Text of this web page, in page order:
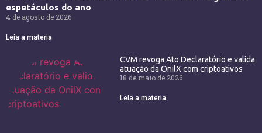
espetáculos do ano
4 de agosto de 2026
Leia a materia
CVM revoga Ato Declaratório e valida
atuação da OnilX com criptoativos
18 de maio de 2026
Leia a materia